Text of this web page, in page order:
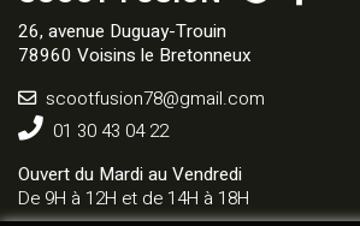
26, avenue Duguay-Trouin
78960 Voisins le Bretonneux
scootfusion78@gmail.com
01 30 43 04 22
Ouvert du Mardi au Vendredi
De 9H à 12H et de 14H à 18H